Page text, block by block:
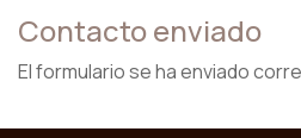
Contacto enviado
El formulario se ha enviado